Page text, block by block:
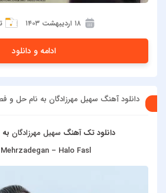
۱۸ اردیبهشت ۱۴۰۳
ادامه و دانلود
دانلود آهنگ سهیل مهرزادگان به نام حل و
دانلود تک آهنگسهیل مهرزادگانبه
Mehrzadegan – Halo Fasl